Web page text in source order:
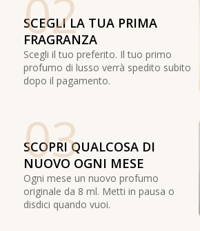
02
SCEGLI LA TUA PRIMA
FRAGRANZA
Scegli il tuo preferito. Il tuo primo
profumo di lusso verrà spedito subito
dopo il pagamento.
03
SCOPRI QUALCOSA DI
NUOVO OGNI MESE
Ogni mese un nuovo profumo
originale da 8 ml. Metti in pausa o
disdici quando vuoi.